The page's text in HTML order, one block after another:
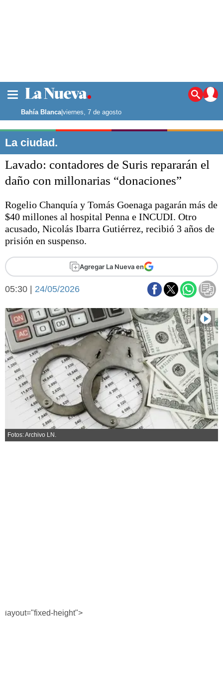
Noticias
La ciudad
Punta Alta
El mundo
Seguridad
Deportes
Escenario Olímpico
Liga del Sur
Básquetbol
Federal A
Arte y cultura
Aplausos
Economía y finanzas
Con el campo
Espacio empresas
Sociedad y tiempo
libre
Sociedad
Tecnología
Turismo
Salud
Es viral
El tiempo
Fúnebres
Clasificados
Bahía Blanca|viernes, 7 de agosto
La ciudad.
Lavado: contadores de Suris repararán el
daño con millonarias “donaciones”
Rogelio Chanquía y Tomás Goenaga pagarán más de
$40 millones al hospital Penna e INCUDI. Otro
acusado, Nicolás Ibarra Gutiérrez, recibió 3 años de
prisión en suspenso.
Agregar La Nueva en
05:30 | 24/05/2026
Fotos: Archivo LN.
layout="fixed-height">